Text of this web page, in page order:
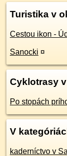
Turistika v
Cestou ikon -
Sanocki ¤
Cyklotrasy
Po stopách
V
kaderníctvo v